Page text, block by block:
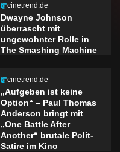
cinetrend.de
Dwayne Johnson
überrascht mit
ungewohnter Rolle in
The Smashing Machine
cinetrend.de
„Aufgeben ist keine
Option“ – Paul Thomas
Anderson bringt mit
„One Battle After
Another“ brutale Polit-
Satire im Kino